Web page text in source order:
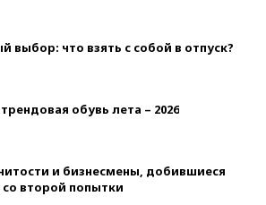
выбор: что взять с собой в отпуск?
обувь лета – 2026
и бизнесмены, добившиеся
со второй попытки